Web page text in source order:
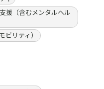
援（含むメンタルヘル
リティ）